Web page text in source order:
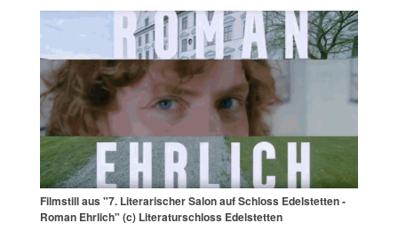
Filmstill aus "7. Literarischer Salon auf Schloss Edelstetten -
Roman Ehrlich" (c) Literaturschloss Edelstetten